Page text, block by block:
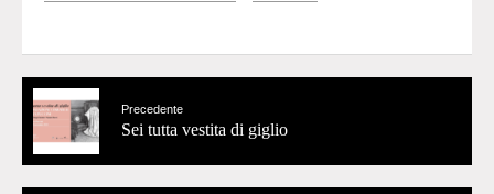
Precedente
Sei tutta vestita di giglio